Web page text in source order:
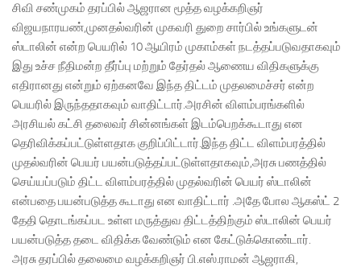
சிவி சண்முகம் தரப்பில் ஆஜரான மூத்த வழக்கறிஞர்
விஜயநாரயண்,முனதல்வரின் முகவரி துறை சார்பில் உங்களுடன்
ஸ்டாலின் என்ற பெயரில் 10 ஆயிரம் முகாம்கள் நடத்தப்படுவதாகவும்
இது உச்ச நீதிமன்ற தீர்ப்பு மற்றும் தேர்தல் ஆணைய விதிகளுக்கு
எதிரானது என்றும் ஏற்கனவே இந்த திட்டம் முதலமைச்சர் என்ற
பெயரில் இருந்ததாகவும் வாதிட்டார்.அரசின் விளம்பரங்களில்
அரசியல் கட்சி தலைவர் சின்னங்கள் இடம்பெறக்கூடாது என
தெரிவிக்கப்பட்டுள்ளதாக குறிப்பிட்டார்.இந்த திட்ட விளம்பரத்தில்
முதல்வரின் பெயர் பயன்படுத்தப்பட்டுள்ளதாகவும்,அரசு பணத்தில்
செய்யப்படும் திட்ட விளம்பரத்தில் முதல்வரின் பெயர் ஸ்டாலின்
என்பதை பயன்படுத்த கூடாது என வாதிட்டார் .அதே போல ஆகஸ்ட் 2
தேதி தொடங்கப்பட உள்ள மருத்துவ திட்டத்திற்கும் ஸ்டாலின் பெயர்
பயன்படுத்த தடை விதிக்க வேண்டும் என கேட்டுக்கொண்டார்.
அரசு தரப்பில் தலைமை வழக்கறிஞர் பி.எஸ்.ராமன் ஆஜராகி,